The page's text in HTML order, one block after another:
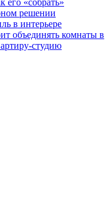
решении
в интерьере
объединять комнаты в
студию